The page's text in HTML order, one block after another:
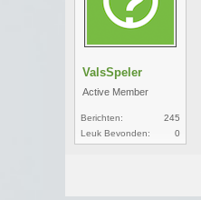
ValsSpeler
Active Member
Berichten:
245
Leuk Bevonden:
0